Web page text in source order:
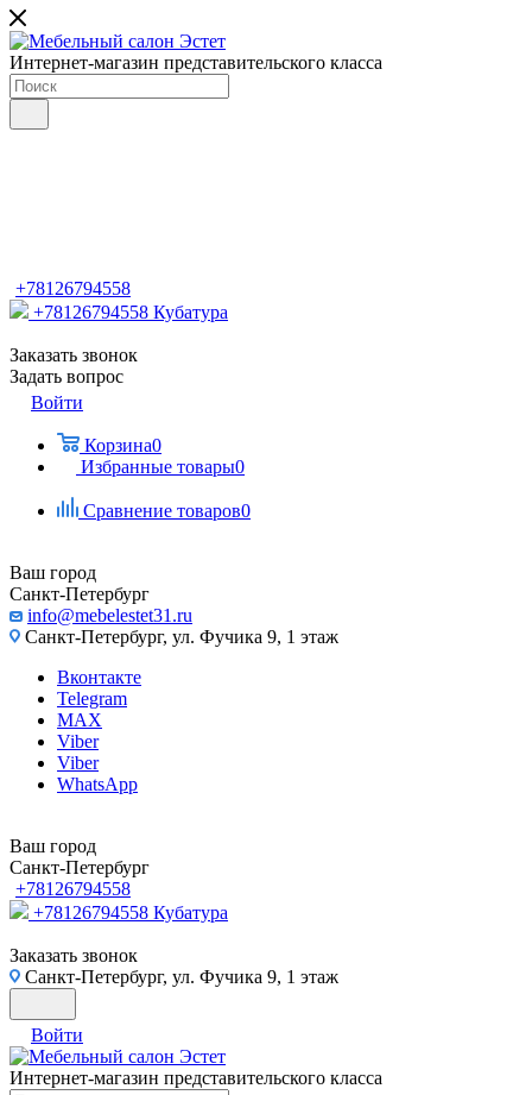
Интернет-магазин представительского класса
+78126794558
+78126794558 Кубатура
Заказать звонок
Задать вопрос
Войти
Корзина0
Избранные товары0
Сравнение товаров0
Ваш город
Санкт-Петербург
info@mebelestet31.ru
Санкт-Петербург, ул. Фучика 9, 1 этаж
Вконтакте
Telegram
MAX
Viber
Viber
WhatsApp
Ваш город
Санкт-Петербург
+78126794558
+78126794558 Кубатура
Заказать звонок
Санкт-Петербург, ул. Фучика 9, 1 этаж
Войти
Интернет-магазин представительского класса